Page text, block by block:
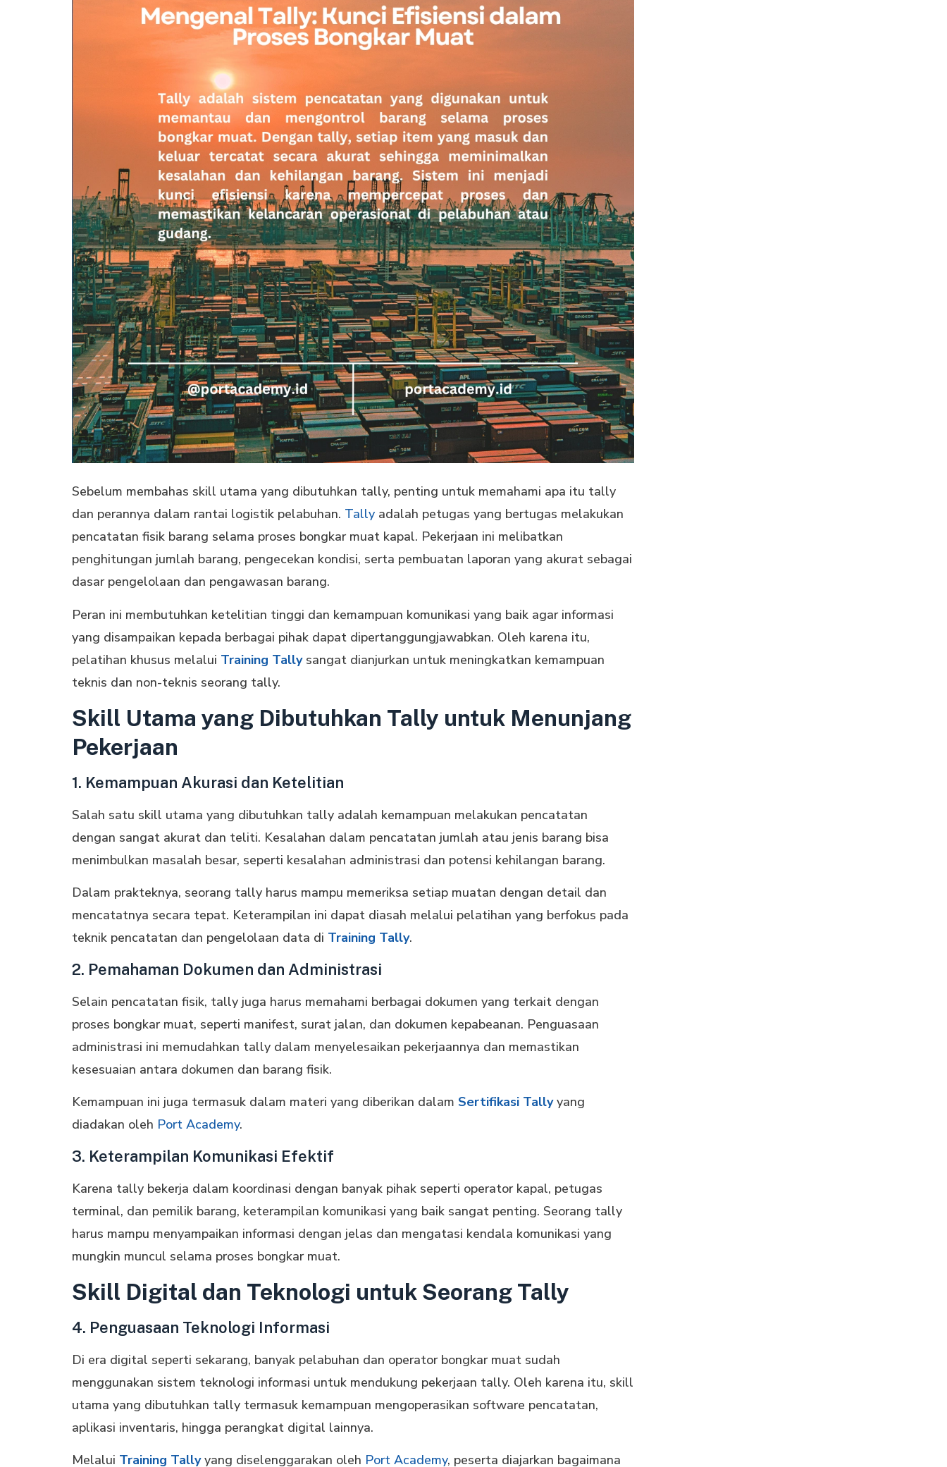
Sebelum membahas skill utama yang dibutuhkan tally, penting untuk memahami apa itu tally
dan perannya dalam rantai logistik pelabuhan. Tally adalah petugas yang bertugas melakukan
pencatatan fisik barang selama proses bongkar muat kapal. Pekerjaan ini melibatkan
penghitungan jumlah barang, pengecekan kondisi, serta pembuatan laporan yang akurat sebagai
dasar pengelolaan dan pengawasan barang.
Peran ini membutuhkan ketelitian tinggi dan kemampuan komunikasi yang baik agar informasi
yang disampaikan kepada berbagai pihak dapat dipertanggungjawabkan. Oleh karena itu,
pelatihan khusus melalui Training Tallysangat dianjurkan untuk meningkatkan kemampuan
teknis dan non-teknis seorang tally.
Skill Utama yang Dibutuhkan Tally untuk Menunjang
Pekerjaan
1. Kemampuan Akurasi dan Ketelitian
Salah satu skill utama yang dibutuhkan tally adalah kemampuan melakukan pencatatan
dengan sangat akurat dan teliti. Kesalahan dalam pencatatan jumlah atau jenis barang bisa
menimbulkan masalah besar, seperti kesalahan administrasi dan potensi kehilangan barang.
Dalam prakteknya, seorang tally harus mampu memeriksa setiap muatan dengan detail dan
mencatatnya secara tepat. Keterampilan ini dapat diasah melalui pelatihan yang berfokus pada
teknik pencatatan dan pengelolaan data di Training Tally.
2. Pemahaman Dokumen dan Administrasi
Selain pencatatan fisik, tally juga harus memahami berbagai dokumen yang terkait dengan
proses bongkar muat, seperti manifest, surat jalan, dan dokumen kepabeanan. Penguasaan
administrasi ini memudahkan tally dalam menyelesaikan pekerjaannya dan memastikan
kesesuaian antara dokumen dan barang fisik.
Kemampuan ini juga termasuk dalam materi yang diberikan dalam Sertifikasi Tallyyang
diadakan oleh Port Academy.
3. Keterampilan Komunikasi Efektif
Karena tally bekerja dalam koordinasi dengan banyak pihak seperti operator kapal, petugas
terminal, dan pemilik barang, keterampilan komunikasi yang baik sangat penting. Seorang tally
harus mampu menyampaikan informasi dengan jelas dan mengatasi kendala komunikasi yang
mungkin muncul selama proses bongkar muat.
Skill Digital dan Teknologi untuk Seorang Tally
4. Penguasaan Teknologi Informasi
Di era digital seperti sekarang, banyak pelabuhan dan operator bongkar muat sudah
menggunakan sistem teknologi informasi untuk mendukung pekerjaan tally. Oleh karena itu, skill
utama yang dibutuhkan tally termasuk kemampuan mengoperasikan software pencatatan,
aplikasi inventaris, hingga perangkat digital lainnya.
Melalui Training Tallyyang diselenggarakan oleh Port Academy, peserta diajarkan bagaimana